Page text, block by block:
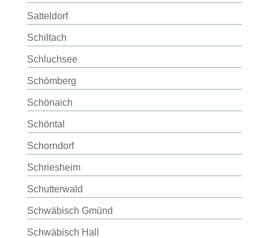
Satteldorf
Schiltach
Schluchsee
Schömberg
Schönaich
Schöntal
Schorndorf
Schriesheim
Schutterwald
Schwäbisch Gmünd
Schwäbisch Hall